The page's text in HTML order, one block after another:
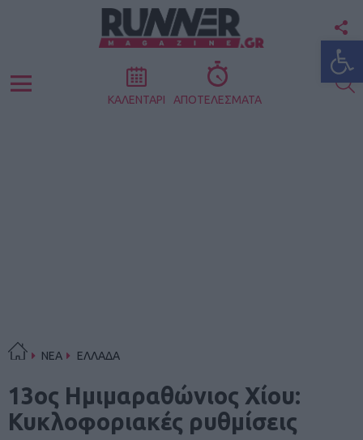
Menu ΚΑΛΕΝΤΑΡΙ ΑΠΟΤΕΛΕΣΜΑΤΑ
ΝΕΑ ΕΛΛΑΔΑ
13ος Ημιμαραθώνιος Χίου:
Κυκλοφοριακές ρυθμίσεις